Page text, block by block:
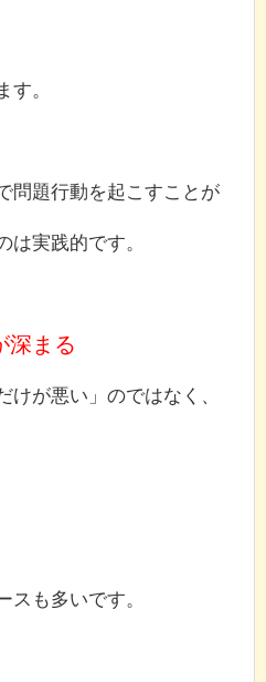
す。
問題行動を起こすことが
は実践的です。
深まる
けが悪い」のではなく、
スも多いです。